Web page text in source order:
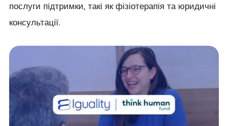
послуги підтримки, такі як фізіотерапія та юридичні
консультації.